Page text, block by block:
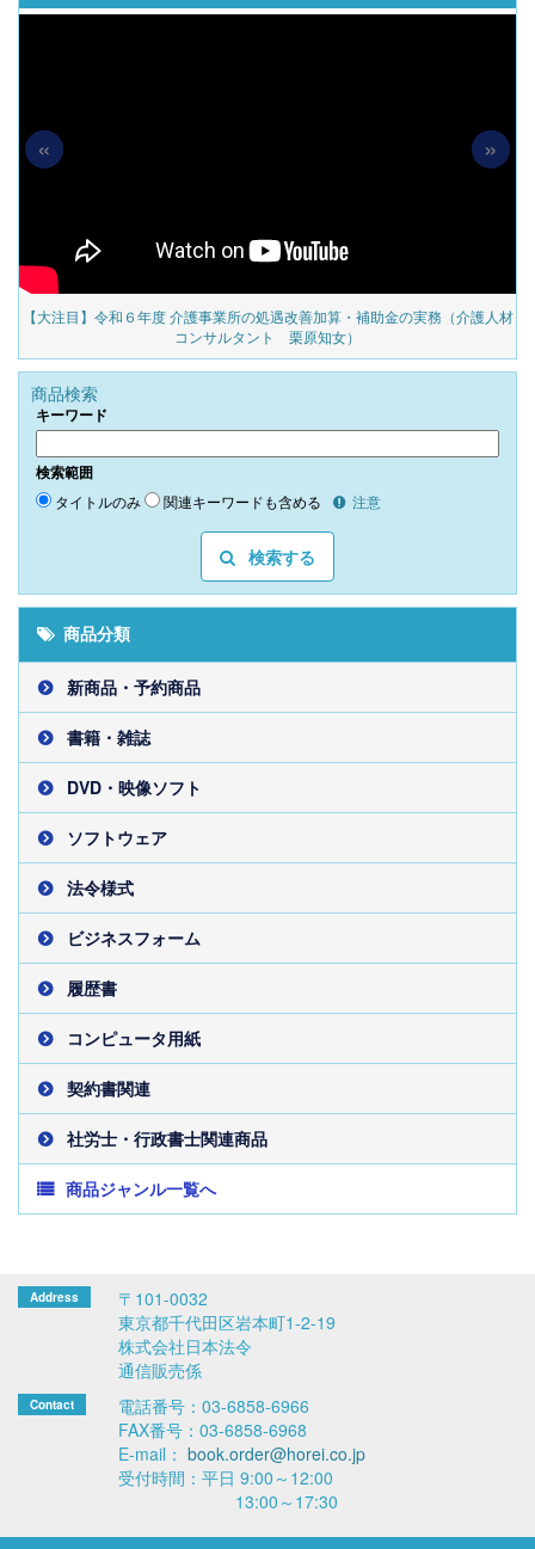
【大注目】令和６年度 介護事業所の処遇改善加算・補助金の実務（介護人材
コンサルタント 栗原知女）
« »
商品検索
キーワード
検索範囲
タイトルのみ 関連キーワードも含める 注意
検索する
商品分類
新商品・予約商品
書籍・雑誌
DVD・映像ソフト
ソフトウェア
法令様式
ビジネスフォーム
履歴書
コンピュータ用紙
契約書関連
社労士・行政書士関連商品
商品ジャンル一覧へ
〒101-0032
東京都千代田区岩本町1-2-19
株式会社日本法令
通信販売係
電話番号：03-6858-6966
FAX番号：03-6858-6968
E-mail： book.order@horei.co.jp
受付時間：平日 9:00～12:00
13:00～17:30